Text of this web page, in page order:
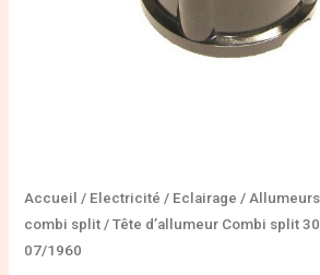
Accueil / Electricité / Eclairage /
combi split / Tête d’allumeur Combi split
07/1960